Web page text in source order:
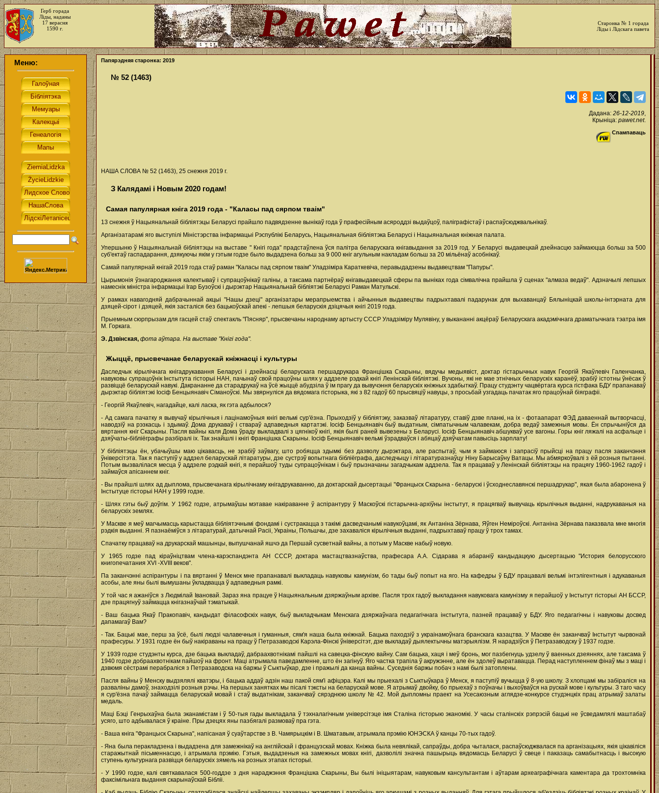
Герб горада
Ліды, наданы
17 верасня
1590 г.
Старонка № 1 горада
Ліды і Лідскага павета
Меню: Папярэдняя старонка: 2019
№ 52 (1463)
Дадана: 26-12-2019,
Крыніца: pawet.net.
Спампаваць
НАША СЛОВА № 52 (1463), 25 снежня 2019 г.
З Калядамі і Новым 2020 годам!
Самая папулярная кніга 2019 года - "Каласы пад сярпом тваім"
13 снежня ў Нацыянальнай бібліятэцы Беларусі прайшло падвядзенне вынікаў года ў прафесійным асяроддзі выдаўцоў, паліграфістаў і распаўсюджвальнікаў.
Арганізатарамі яго выступілі Міністэрства інфармацыі Рэспублікі Беларусь, Нацыянальная бібліятэка Беларусі і Нацыянальная кніжная палата.
Упершыню ў Нацыянальнай бібліятэцы на выставе " Кнігі года" прадстаўлена ўся палітра беларускага кнігавыдання за 2019 год. У Беларусі выдавецкай дзейнасцю займаюцца больш за 500
суб'ектаў гаспадарання, дзякуючы якім у гэтым годзе было выдадзена больш за 9 000 кніг агульным накладам больш за 20 мільёнаў асобнікаў.
Самай папулярнай кнігай 2019 года стаў раман "Каласы пад сярпом тваім" Уладзіміра Караткевіча, перавыдадзены выдавецтвам "Папуры".
Цырымонія ўзнагароджання калектываў і супрацоўнікаў галіны, а таксама партнёраў кнігавыдавецкай сферы па выніках года сімвалічна прайшла ў сценах "алмаза ведаў". Адзначылі лепшых
намеснік міністра інфармацыі Ігар Бузоўскі і дырэктар Нацыянальнай бібліятэкі Беларусі Раман Матульскі.
У рамках навагодняй дабрачыннай акцыі "Нашы дзеці" арганізатары мерапрыемства і айчынныя выдавецтвы падрыхтавалі падарунак для выхаванцаў Бялыніцкай школы-інтэрната для
дзяцей-сірот і дзяцей, якія засталіся без бацькоўскай апекі - лепшыя беларускія дзіцячыя кнігі 2019 года.
Прыемным сюрпрызам для гасцей стаў спектакль "Пясняр", прысвечаны народнаму артысту СССР Уладзіміру Мулявіну, у выкананні акцёраў Беларускага акадэмічнага драматычнага тэатра імя
М. Горкага.
Э. Дзвінская, фота аўтара. На выставе "Кнігі года".
Жыццё, прысвечанае беларускай кніжнасці і культуры
Даследчык кірылічнага кнігадрукавання Беларусі і дзейнасці беларускага першадрукара Францішка Скарыны, вядучы медыявіст, доктар гістарычных навук Георгій Якаўлевіч Галенчанка,
навуковы супрацоўнік Інстытута гісторыі НАН, пачынаў свой працоўны шлях у аддзеле рэдкай кнігі Ленінскай бібліятэкі. Вучоны, які не мае этнічных беларускіх каранёў, зрабіў істотны ўнёсак ў
развіццё беларускай навукі. Дакрананне да старадрукаў на ўсё жыццё абудзіла ў ім прагу да вывучэння беларускіх кніжных здабыткаў. Працу студэнту чацвёртага курса гістфака БДУ прапанаваў
дырэктар бібліятэкі Іосіф Бенцыянавіч Сіманоўскі. Мы звярнуліся да вядомага гісторыка, які з 82 гадоў 60 прысвяціў навуцы, з просьбай узгадаць пачатак яго працоўнай біяграфіі.
- Георгій Якаўлевіч, нагадайце, калі ласка, як гэта адбылося?
- Ад самага пачатку я вывучаў кірылічныя і лацінамоўныя кнігі вельмі сур'ёзна. Прыходзіў у бібліятэку, заказваў літаратуру, ставіў дзве планкі, на іх - фотаапарат ФЭД даваеннай вытворчасці,
наводзіў на рэзкасць і здымаў. Дома друкаваў і ствараў адпаведныя картатэкі. Іосіф Бенцыянавіч быў выдатным, сімпатычным чалавекам, добра ведаў замежныя мовы. Ён спрычыніўся да
вяртання кніг Скарыны. Пасля вайны каля Дома ўраду выкладвалі з цягнікоў кнігі, якія былі раней вывезены з Беларусі. Іосіф Бенцыянавіч абшукваў усе вагоны. Горы кніг ляжалі на асфальце і
дзяўчаты-бібліёграфы разбіралі іх. Так знайшлі і кнігі Францішка Скарыны. Іосіф Бенцыянавіч вельмі ўзрадваўся і абяцаў дзяўчатам павысіць зарплату!
У бібліятэцы ён, убачыўшы маю цікавасць, не зрабіў заўвагу, што робяцца здымкі без дазволу дырэктара, але распытаў, чым я займаюся і запрасіў прыйсці на працу пасля заканчэння
ўніверсітэта. Так я паступіў у аддзел беларускай літаратуры, дзе сустрэў вопытнага бібліёграфа, даследчыцу і літаратуразнаўцу Ніну Барысаўну Ватацы. Мы абмяркоўвалі з ёй розныя пытанні.
Потым вызвалілася месца ў аддзеле рэдкай кнігі, я перайшоў туды супрацоўнікам і быў прызначаны загадчыкам аддзела. Так я працаваў у Ленінскай бібліятэцы на працягу 1960-1962 гадоў і
займаўся апісаннем кніг.
- Вы прайшлі шлях ад дыплома, прысвечанага кірылічнаму кнігадрукаванню, да доктарскай дысертацыі "Францыск Скарына - беларускі і ўсходнеславянскі першадрукар", якая была абаронена ў
Інстытуце гісторыі НАН у 1999 годзе.
- Шлях гэты быў доўгім. У 1962 годзе, атрымаўшы мэтавае накіраванне ў аспірантуру ў Маскоўскі гістарычна-архіўны інстытут, я працягваў вывучаць кірылічныя выданні, надрукаваныя на
беларускіх землях.
У Маскве я меў магчымасць карыстацца бібліятэчнымі фондамі і сустракацца з такімі дасведчанымі навукоўцамі, як Антаніна Зёрнава, Яўген Неміроўскі. Антаніна Зёрнава паказвала мне многія
рэдкія выданні. Я пазнаёміўся з літаратурай, датычнай Расіі, Украіны, Польшчы, дзе захаваліся кірылічныя выданні, падрыхтаваў працу ў трох тамах.
Спачатку працаваў на друкарскай машынцы, выпушчанай яшчэ да Першай сусветнай вайны, а потым у Маскве набыў новую.
У 1965 годзе пад кіраўніцтвам члена-карэспандэнта АН СССР, доктара мастацтвазнаўства, прафесара А.А. Сідарава я абараніў кандыдацкую дысертацыю "История белорусского
книгопечатания ХVI -ХVIII веков".
Па заканчэнні аспірантуры і па вяртанні ў Менск мне прапанавалі выкладаць навуковы камунізм, бо тады быў попыт на яго. На кафедры ў БДУ працавалі вельмі інтэлігентныя і адукаваныя
асобы, але яны былі вымушаны ўкладвацца ў адпаведныя рамкі.
У той час я ажаніўся з Людмілай Івановай. Зараз яна працуе ў Нацыянальным дзяржаўным архіве. Пасля трох гадоў выкладання навуковага камунізму я перайшоў у Інстытут гісторыі АН БССР,
дзе працягнуў займацца кнігазнаўчай тэматыкай.
- Ваш бацька Якаў Пракопавіч, кандыдат філасофскіх навук, быў выкладчыкам Менскага дзяржаўнага педагагічнага інстытута, пазней працаваў у БДУ. Яго педагагічны і навуковы досвед
дапамагаў Вам?
- Так. Бацькі мае, перш за ўсё, былі людзі чалавечныя і гуманныя, сям'я наша была кніжнай. Бацька паходзіў з украінамоўнага бранскага казацтва. У Маскве ён заканчваў Інстытут чырвонай
прафесуры. У 1931 годзе ён быў накіраваны на працу ў Петразаводскі Карэла-Фінскі ўніверсітэт, дзе выкладаў дыялектычны матэрыялізм. Я нарадзіўся ў Петразаводску ў 1937 годзе.
У 1939 годзе студэнты курса, дзе бацька выкладаў, дабраахвотнікамі пайшлі на савецка-фінскую вайну. Сам бацька, хаця і меў бронь, мог пазбегнуць удзелу ў ваенных дзеяннях, але таксама ў
1940 годзе добраахвотнікам пайшоў на фронт. Маці атрымала паведамленне, што ён загінуў. Яго частка трапіла ў акружэнне, але ён здолеў выратавацца. Перад наступленнем фінаў мы з маці і
дзвюмя сёстрамі перабраліся з Петразаводска на баржы ў Сыктыўкар, дзе і пражылі да канца вайны. Суседнія баржы побач з намі былі затоплены.
Пасля вайны ў Менску выдзялялі кватэры, і бацька аддаў адзін наш пакой сям'і афіцэра. Калі мы прыехалі з Сыктыўкара ў Менск, я паступіў вучыцца ў 8-ую школу. З хлопцамі мы забіраліся на
разваліны дамоў, знаходзілі розныя рэчы. На першых занятках мы пісалі тэксты на беларускай мове. Я атрымаў двойку, бо прыехаў з поўначы і выхоўваўся на рускай мове і культуры. З таго часу
я сур'ёзна пачаў займацца беларускай мовай і стаў выдатнікам, заканчваў сярэднюю школу № 42. Мой дыпломны праект на Усесаюзным аглядзе-конкурсе студэнцкіх прац атрымаў залаты
медаль.
Маці Бэці Генрыхаўна была эканамістам і ў 50-тыя гады выкладала ў тэхналагічным універсітэце імя Сталіна гісторыю эканомікі. У часы сталінскіх рэпрэсій бацькі не ўсведамлялі маштабаў
усяго, што адбывалася ў краіне. Пры дзецях яны пазбягалі размоваў пра гэта.
- Ваша кніга "Францыск Скарына", напісаная ў суаўтарстве з В. Чамярыцкім і В. Шматавым, атрымала прэмію ЮНЭСКА ў канцы 70-тых гадоў.
- Яна была перакладзена і выдадзена для замежнікаў на англійскай і французскай мовах. Кніжка была невялікай, сапраўды, добра чыталася, распаўсюджвалася па арганізацыях, якія цікавіліся
старажытнай пісьменнасцю, і атрымала прэмію. Гэтыя, выдадзеныя на замежных мовах кнігі, дазволілі значна пашырыць вядомасць Беларусі ў свеце і паказаць самабытнасць і высокую
ступень культурнага развіцця беларускіх зямель на розных этапах гісторыі.
- У 1990 годзе, калі святкавалася 500-годдзе з дня нараджэння Францішка Скарыны, Вы былі ініцыятарам, навуковым кансультантам і аўтарам археаграфічнага каментара да трохтомніка
факсімільнага выдання скарынаўскай Бібліі.